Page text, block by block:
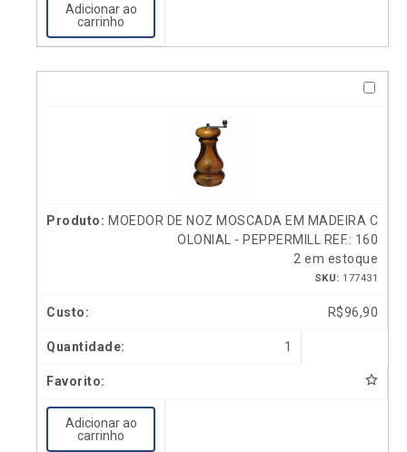
Adicionar ao
carrinho
MOEDOR DE NOZ MOSCADA EM MADEIRA C
OLONIAL - PEPPERMILL REF.: 160
2 em estoque
SKU: 177431
R$96,90
1
Adicionar ao
carrinho